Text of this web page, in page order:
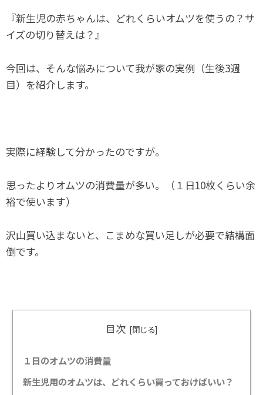
『新生児の赤ちゃんは、どれくらいオムツを使うの？サ
イズの切り替えは？』
今回は、そんな悩みについて我が家の実例（生後3週
目）を紹介します。
実際に経験して分かったのですが。
思ったよりオムツの消費量が多い。（１日10枚くらい余
裕で使います）
沢山買い込まないと、こまめな買い足しが必要で結構面
倒です。
目次
１日のオムツの消費量
新生児用のオムツは、どれくらい買っておけばいい？